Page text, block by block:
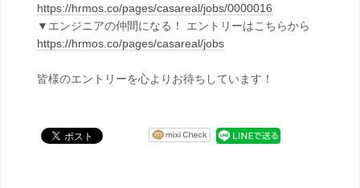
https://hrmos.co/pages/casareal/jobs/0000016
▼エンジニアの仲間になる！ エントリーはこちらから
https://hrmos.co/pages/casareal/jobs
皆様のエントリーを心よりお待ちしています！